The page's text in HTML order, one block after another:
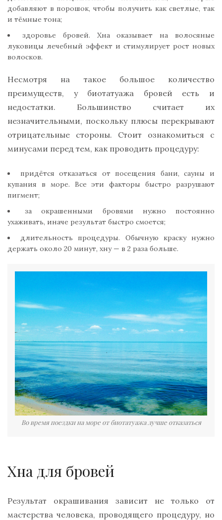
добавляют в порошок, чтобы получить как светлые, так
и тёмные тона;
здоровье бровей. Хна оказывает на волосяные
луковицы лечебный эффект и стимулирует рост новых
волосков.
Несмотря на такое большое количество
преимуществ, у биотатуажа бровей есть и
недостатки. Большинство считает их
незначительными, поскольку плюсы перекрывают
отрицательные стороны. Стоит ознакомиться с
минусами перед тем, как проводить процедуру:
придётся отказаться от посещения бани, сауны и
купания в море. Все эти факторы быстро разрушают
пигмент;
за окрашенными бровями нужно постоянно
ухаживать, иначе результат быстро смоется;
длительность процедуры. Обычную краску нужно
держать около 20 минут, хну — в 2 раза больше.
Во время поездки на море от биотатуажа лучше отказаться
Хна для бровей
Результат окрашивания зависит не только от
мастерства человека, проводящего процедуру, но